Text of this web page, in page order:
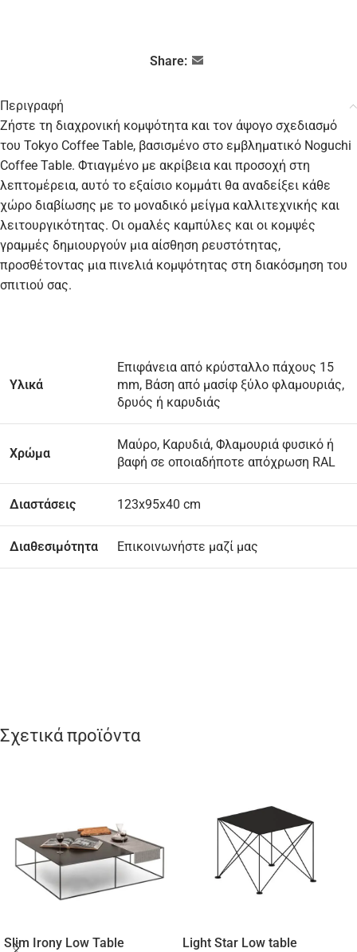
Share:
Περιγραφή
Ζήστε τη διαχρονική κομψότητα και τον άψογο σχεδιασμό
του Tokyo Coffee Table, βασισμένο στο εμβληματικό Noguchi
Coffee Table. Φτιαγμένο με ακρίβεια και προσοχή στη
λεπτομέρεια, αυτό το εξαίσιο κομμάτι θα αναδείξει κάθε
χώρο διαβίωσης με το μοναδικό μείγμα καλλιτεχνικής και
λειτουργικότητας. Οι ομαλές καμπύλες και οι κομψές
γραμμές δημιουργούν μια αίσθηση ρευστότητας,
προσθέτοντας μια πινελιά κομψότητας στη διακόσμηση του
σπιτιού σας.
Υλικά
Επιφάνεια από κρύσταλλο πάχους 15
mm, Βάση από μασίφ ξύλο φλαμουριάς,
δρυός ή καρυδιάς
Χρώμα
Μαύρο, Καρυδιά, Φλαμουριά φυσικό ή
βαφή σε οποιαδήποτε απόχρωση RAL
Διαστάσεις 123x95x40 cm
Διαθεσιμότητα Επικοινωνήστε μαζί μας
Σχετικά προϊόντα
Slim Irony Low Table Light Star Low table